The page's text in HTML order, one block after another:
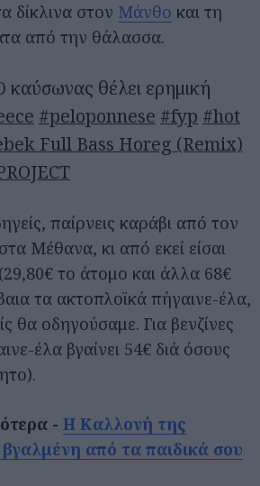
δίκλινα στον Μάνθο και τη
από την θάλασσα.
καύσωνας θέλει ερημική
#peloponnese #fyp #hot
Full Bass Horeg (Remix)
παίρνεις καράβι από τον
Μέθανα, κι από εκεί είσαι
το άτομο και άλλα 68€
τα ακτοπλοϊκά πήγαινε-έλα,
θα οδηγούσαμε. Για βενζίνες
έλα βγαίνει 54€ διά όσους
- Η Καλλονή της
βγαλμένη από τα παιδικά σου